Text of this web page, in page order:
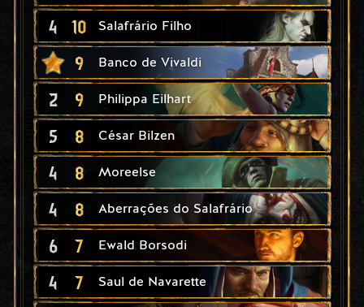
4 10 Salafrário Filho
9 Banco de Vivaldi
2 9 Philippa Eilhart
5 8 César Bilzen
4 8 Moreelse
4 8 Aberrações do Salafrário
6 7 Ewald Borsodi
4 7 Saul de Navarette